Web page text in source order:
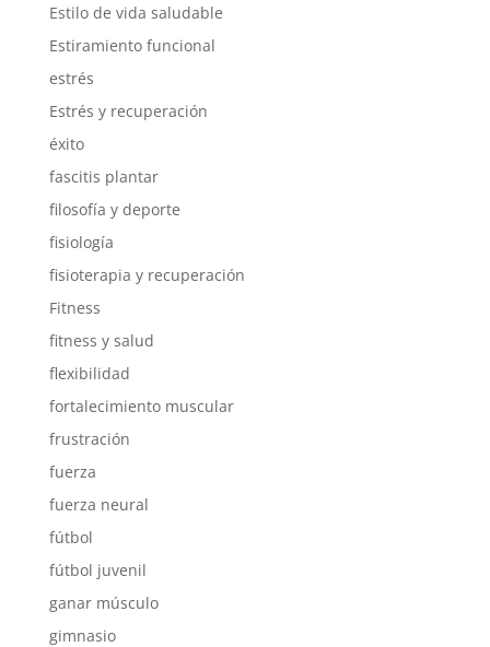
Estilo de vida saludable
Estiramiento funcional
estrés
Estrés y recuperación
éxito
fascitis plantar
filosofía y deporte
fisiología
fisioterapia y recuperación
Fitness
fitness y salud
flexibilidad
fortalecimiento muscular
frustración
fuerza
fuerza neural
fútbol
fútbol juvenil
ganar músculo
gimnasio